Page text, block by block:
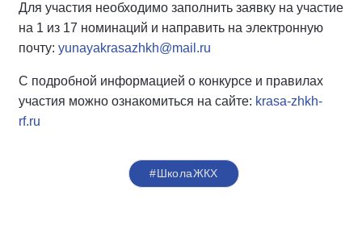
Для участия необходимо заполнить заявку на участие
на 1 из 17 номинаций и направить на электронную
почту: yunayakrasazhkh@mail.ru
С подробной информацией о конкурсе и правилах
участия можно ознакомиться на сайте: krasa-zhkh-
rf.ru
#ШколаЖКХ